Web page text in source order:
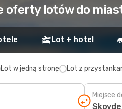
oferty lotów do
Lot + hotel
Lot w jedną stronę Lot z
Miejsce